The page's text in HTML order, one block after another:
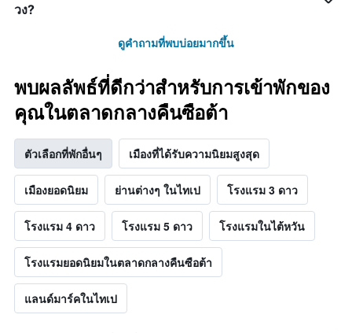
วง?
ดูคำถามที่พบบ่อยมากขึ้น
พบผลลัพธ์ที่ดีกว่าสำหรับการเข้าพักของ
คุณในตลาดกลางคืนซือต้า
ตัวเลือกที่พักอื่นๆ เมืองที่ได้รับความนิยมสูงสุด
เมืองยอดนิยม ย่านต่างๆ ในไทเป โรงแรม 3 ดาว
โรงแรม 4 ดาว โรงแรม 5 ดาว โรงแรมในไต้หวัน
โรงแรมยอดนิยมในตลาดกลางคืนซือต้า
แลนด์มาร์คในไทเป